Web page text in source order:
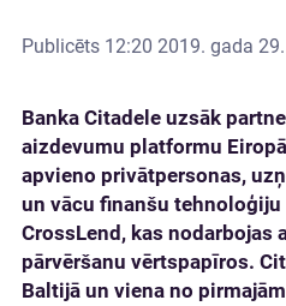
Publicēts 12:20 2019. gada
Banka Citadele uzsāk
aizdevumu platformu
apvieno privātpersonas,
un vācu finanšu
CrossLend, kas nodarbojas
pārvēršanu vērtspapīros.
Baltijā un viena no